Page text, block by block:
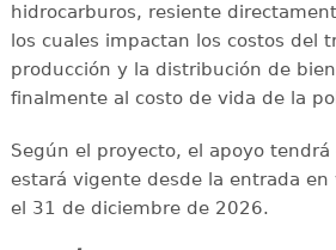
hidrocarburos, resiente
los cuales impactan los costos del
producción y la distribución de
finalmente al costo de vida de la
Según el proyecto, el apoyo
estará vigente desde la entrada
el 31 de diciembre de 2026.